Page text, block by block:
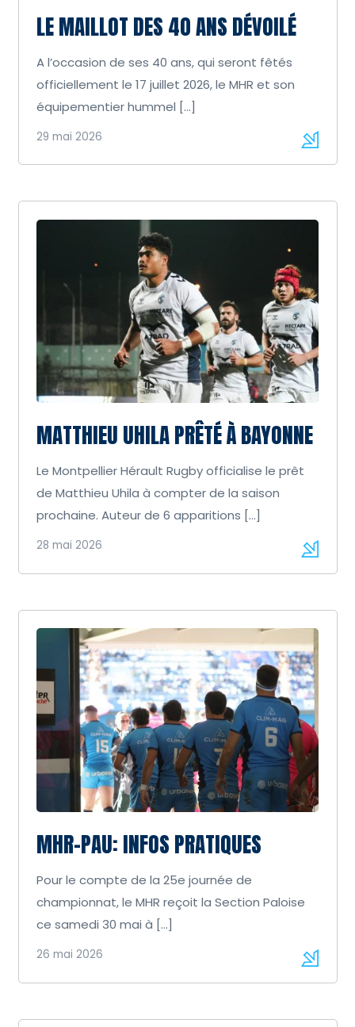
LE MAILLOT DES 40 ANS DÉVOILÉ
A l’occasion de ses 40 ans, qui seront fêtés
officiellement le 17 juillet 2026, le MHR et son
équipementier hummel […]
29 mai 2026
MATTHIEU UHILA PRÊTÉ À BAYONNE
Le Montpellier Hérault Rugby officialise le prêt
de Matthieu Uhila à compter de la saison
prochaine. Auteur de 6 apparitions […]
28 mai 2026
MHR-PAU: INFOS PRATIQUES
Pour le compte de la 25e journée de
championnat, le MHR reçoit la Section Paloise
ce samedi 30 mai à […]
26 mai 2026